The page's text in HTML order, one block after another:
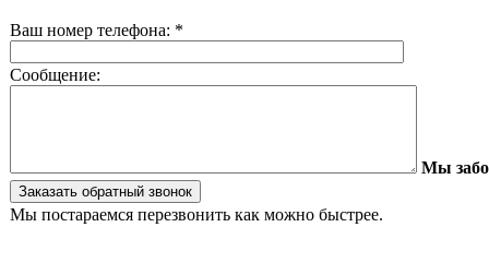
Ваш номер телефона: *
Сообщение:
Мы
Мы постараемся перезвонить как можно быстрее.